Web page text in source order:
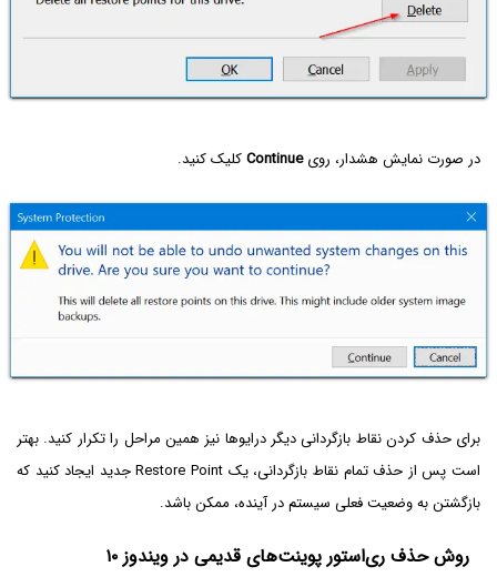
در صورت نمایش هشدار، رویContinueکلیک کنید.
برای حذف کردن نقاط بازگردانی دیگر درایوها نیز همین مراحل را تکرار کنید. بهتر
است پس از حذف تمام نقاط بازگردانی، یک Restore Point جدید ایجاد کنید که
بازگشتن به وضعیت فعلی سیستم در آینده، ممکن باشد.
روش حذف ری‌استور پوینت‌های قدیمی در ویندوز ۱۰